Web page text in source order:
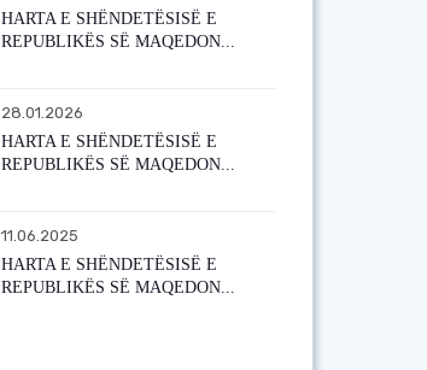
HARTA E SHËNDETËSISË E
REPUBLIKËS SË MAQEDON...
28.01.2026
HARTA E SHËNDETËSISË E
REPUBLIKËS SË MAQEDON...
11.06.2025
HARTA E SHËNDETËSISË E
REPUBLIKËS SË MAQEDON...